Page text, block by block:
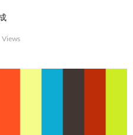
Views